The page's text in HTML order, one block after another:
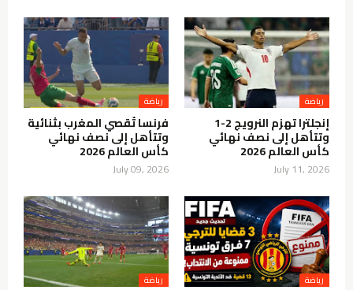
رياضة
إنجلترا تهزم النرويج 2-1
وتتأهل إلى نصف نهائي
كأس العالم 2026
July 11, 2026
رياضة
فرنسا تُقصي المغرب بثنائية
وتتأهل إلى نصف نهائي
كأس العالم 2026
July 09, 2026
رياضة رياضة